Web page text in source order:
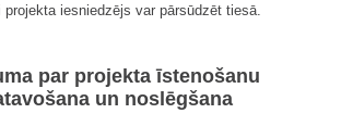
iesniedzējs var pārsūdzēt tiesā.
par projekta īstenošanu
un noslēgšana